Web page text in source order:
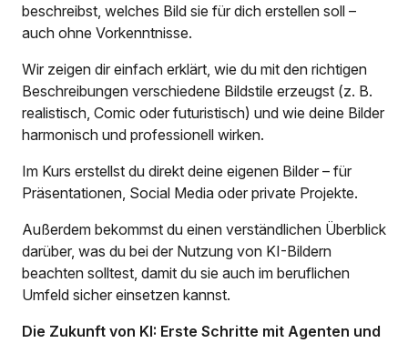
beschreibst, welches Bild sie für dich erstellen soll –
auch ohne Vorkenntnisse.
Wir zeigen dir einfach erklärt, wie du mit den richtigen
Beschreibungen verschiedene Bildstile erzeugst (z. B.
realistisch, Comic oder futuristisch) und wie deine Bilder
harmonisch und professionell wirken.
Im Kurs erstellst du direkt deine eigenen Bilder – für
Präsentationen, Social Media oder private Projekte.
Außerdem bekommst du einen verständlichen Überblick
darüber, was du bei der Nutzung von KI-Bildern
beachten solltest, damit du sie auch im beruflichen
Umfeld sicher einsetzen kannst.
Die Zukunft von KI: Erste Schritte mit Agenten und